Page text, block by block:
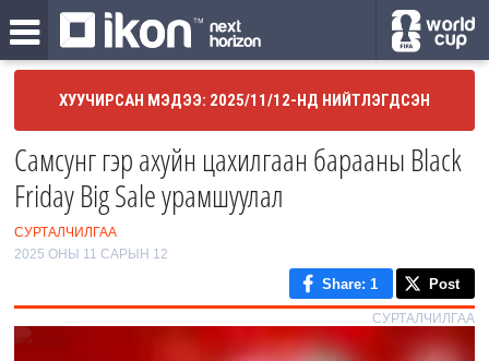
ХУУЧИРСАН МЭДЭЭ: 2025/11/12-НД НИЙТЛЭГДСЭН
Самсунг гэр ахуйн цахилгаан барааны Black
Friday Big Sale урамшуулал
СУРТАЛЧИЛГАА
2025 ОНЫ 11 САРЫН 12
Share: 1 Post
СУРТАЛЧИЛГАА